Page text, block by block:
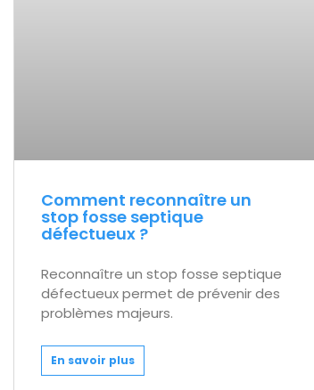
Comment reconnaître un
stop fosse septique
défectueux ?
Reconnaître un stop fosse septique
défectueux permet de prévenir des
problèmes majeurs.
En savoir plus